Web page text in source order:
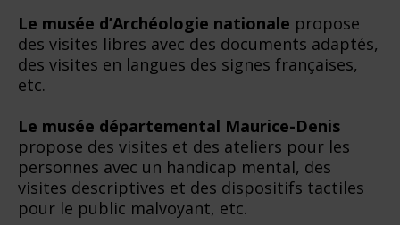
Le musée d’Archéologie nationale propose
des visites libres avec des documents adaptés,
des visites en langues des signes françaises,
etc.
Le musée départemental Maurice-Denis
propose des visites et des ateliers pour les
personnes avec un handicap mental, des
visites descriptives et des dispositifs tactiles
pour le public malvoyant, etc.